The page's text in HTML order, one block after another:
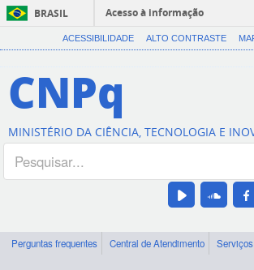
BRASIL
Acesso à informação
ACESSIBILIDADE ALTO CONTRASTE
CNPq
MINISTÉRIO DA CIÊNCIA, TECNOLOGIA E
Perguntas frequentes Central de Atendimento Serviços